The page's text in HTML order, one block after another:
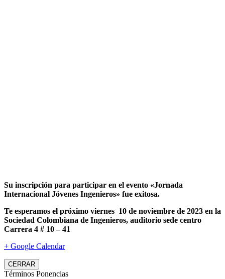
Su inscripción para participar en el evento «Jornada
Internacional Jóvenes Ingenieros» fue exitosa.
Te esperamos el próximo viernes 10 de noviembre de 2023 en la
Sociedad Colombiana de Ingenieros, auditorio sede centro
Carrera 4 # 10 – 41
+ Google Calendar
CERRAR
Términos Ponencias